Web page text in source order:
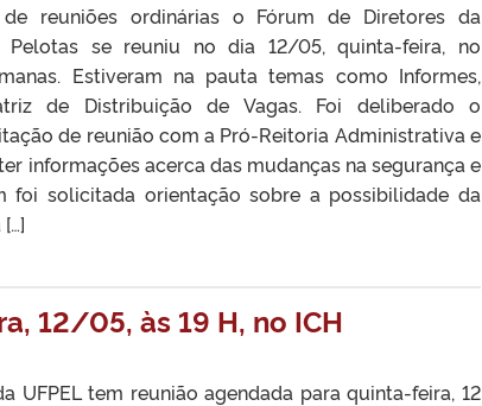
reuniões ordinárias o Fórum de Diretores da
Pelotas se reuniu no dia 12/05, quinta-feira, no
Estiveram na pauta temas como Informes,
de Distribuição de Vagas. Foi deliberado o
de reunião com a Pró-Reitoria Administrativa e
informações acerca das mudanças na segurança e
foi solicitada orientação sobre a possibilidade da
12/05, às 19 H, no ICH
UFPEL tem reunião agendada para quinta-feira, 12